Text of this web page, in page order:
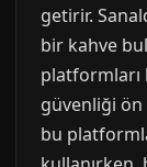
getirir.
bir kahve
platformları
güvenliği ön
bu